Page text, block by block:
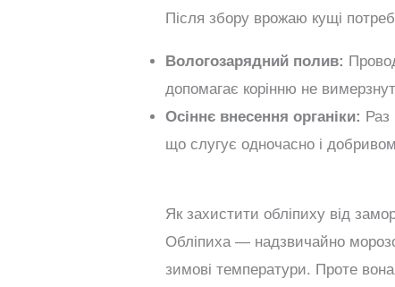
Після збору врожаю кущі
Вологозарядний полив:
допомагає корінню не
Осіннє внесення органіки: Раз
що слугує одночасно і
Як захистити обліпиху від
Обліпиха — надзвичайно
зимові температури. Проте